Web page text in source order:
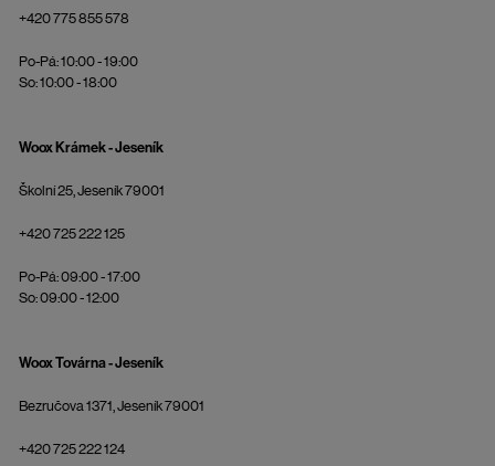
+420 775 855 578
Po-Pá: 10:00 - 19:00
So: 10:00 - 18:00
Woox Krámek - Jeseník
Školní 25, Jeseník 79001
+420 725 222 125
Po-Pá: 09:00 - 17:00
So: 09:00 - 12:00
Woox Továrna - Jeseník
Bezručova 1371, Jeseník 79001
+420 725 222 124